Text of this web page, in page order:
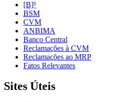
[B]³
BSM
CVM
ANBIMA
Banco Central
Reclamações à CVM
Reclamações ao MRP
Fatos Relevantes
Sites Úteis